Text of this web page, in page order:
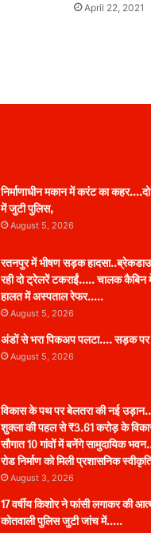
April 22, 2021
निर्माणाधीन मकान में करंट का
में जुटी पुलिस,
August 5, 2026
रतनपुर में भीषण सड़क
रही दो ट्रेलरें टकराईं….. चालक कैबिन
हालत में अस्पताल रेफर…..
August 5, 2026
अंडों से भरा पिकअप पलटा…. सड़क
August 5, 2026
विकास के पथ पर बेलतरा की नई
शुक्ला की पहल से ₹3.61 करोड़ के
सौगात 10 गांवों में बनेंगे सामुदायिक
रोड निर्माण को मिली प्रशासनिक
August 3, 2026
17 वर्षीय किशोर ने फांसी लगाकर की
कोतवाली पुलिस जुटी जांच में…..